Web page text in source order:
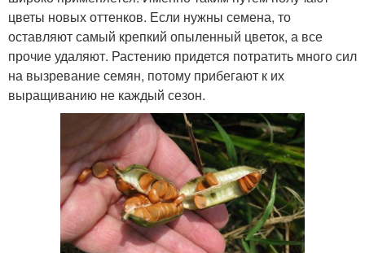
цветы новых оттенков. Если нужны семена, то
оставляют самый крепкий опыленный цветок, а все
прочие удаляют. Растению придется потратить много сил
на вызревание семян, потому прибегают к их
выращиванию не каждый сезон.